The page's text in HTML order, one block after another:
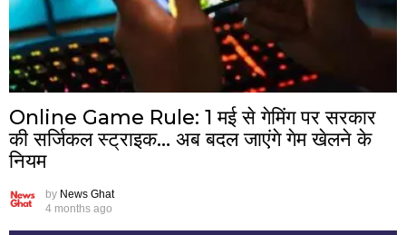
Online Game Rule: 1 मई से गेमिंग पर सरकार
की सर्जिकल स्ट्राइक… अब बदल जाएंगे गेम खेलने के
नियम
by News Ghat
4 months ago